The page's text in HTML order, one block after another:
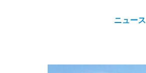
ニュース